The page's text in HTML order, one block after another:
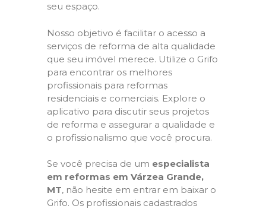
seu espaço.
Nosso objetivo é facilitar o acesso a
serviços de reforma de alta qualidade
que seu imóvel merece. Utilize o Grifo
para encontrar os melhores
profissionais para reformas
residenciais e comerciais. Explore o
aplicativo para discutir seus projetos
de reforma e assegurar a qualidade e
o profissionalismo que você procura.
Se você precisa de um especialista
em reformas em Várzea Grande,
MT, não hesite em entrar em baixar o
Grifo. Os profissionais cadastrados